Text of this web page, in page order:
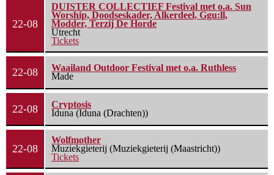
22-08
DUISTER COLLECTIEF Festival met o.a. Sun
Worship, Doodseskader, Alkerdeel, Ggu:ll,
Modder, Terzij De Horde
Utrecht
Tickets
22-08
Waailand Outdoor Festival met o.a. Ruthless
Made
22-08
Cryptosis
Iduna (Iduna (Drachten))
22-08
Wolfmother
Muziekgieterij (Muziekgieterij (Maastricht))
Tickets